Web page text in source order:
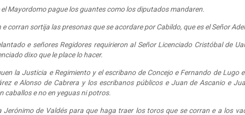
Mayordomo pague los guantes como los diputados mandaren.
corran sortija las presonas que se acordare por Cabildo, que es el Señor
e señores Regidores requirieron al Señor Licenciado Cristóbal de
dixo que le place lo hacer.
la Justicia e Regimiento y el escribano de Concejo e Fernando de
e Alonso de Cabrera y los escribanos públicos e Juan de Ascanio e
caballos e no en yeguas ni potros.
Jerónimo de Valdés para que haga traer los toros que se corran e a los